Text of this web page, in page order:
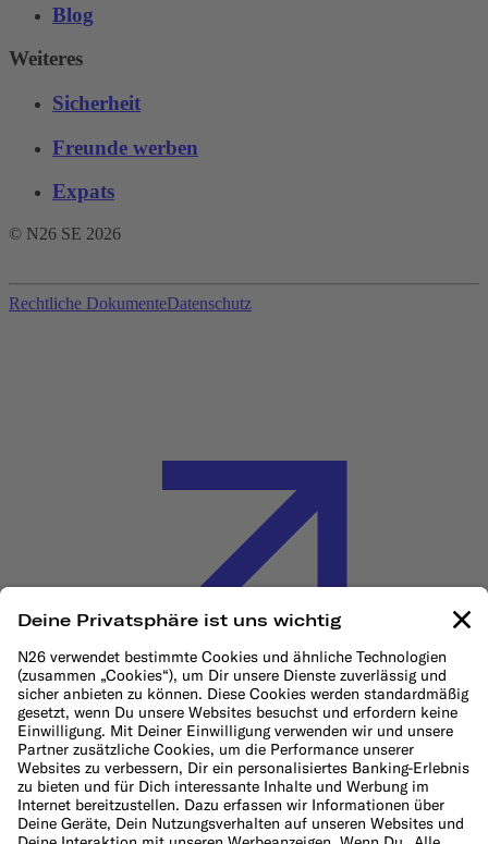
Blog
Weiteres
Sicherheit
Freunde werben
Expats
© N26 SE 2026
Rechtliche DokumenteDatenschutz
Cookie-Richtlinie